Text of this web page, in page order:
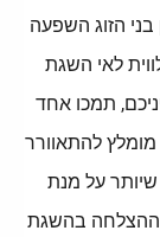
הזוג השפעה
לאי השגת
תמכו אחד
מומלץ להתאוורר
שיותר על מנת
ההצלחה בהשגת